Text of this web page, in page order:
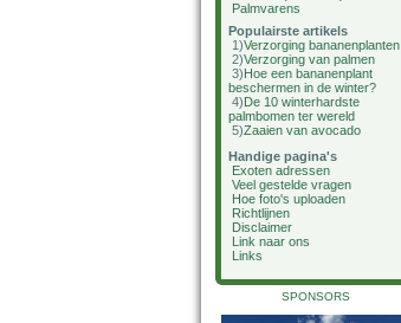
Palmvarens
Populairste artikels
1)Verzorging bananenplanten
2)Verzorging van palmen
3)Hoe een bananenplant
beschermen in de winter?
4)De 10 winterhardste
palmbomen ter wereld
5)Zaaien van avocado
Handige pagina's
Exoten adressen
Veel gestelde vragen
Hoe foto's uploaden
Richtlijnen
Disclaimer
Link naar ons
Links
SPONSORS